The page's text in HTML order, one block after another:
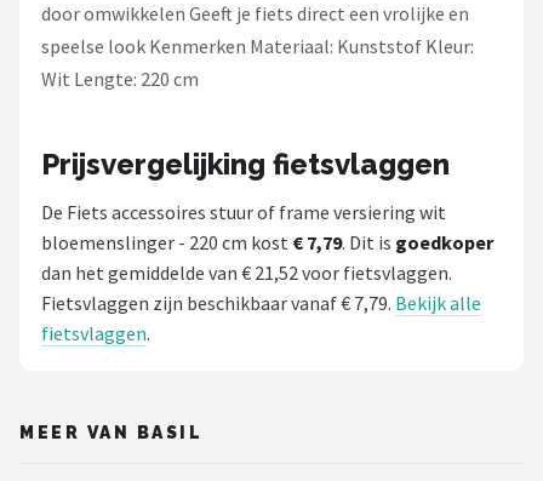
door omwikkelen Geeft je fiets direct een vrolijke en
speelse look Kenmerken Materiaal: Kunststof Kleur:
Wit Lengte: 220 cm
Prijsvergelijking fietsvlaggen
De Fiets accessoires stuur of frame versiering wit
bloemenslinger - 220 cm kost € 7,79. Dit is goedkoper
dan het gemiddelde van € 21,52 voor fietsvlaggen.
Fietsvlaggen zijn beschikbaar vanaf € 7,79. Bekijk alle
fietsvlaggen.
MEER VAN BASIL